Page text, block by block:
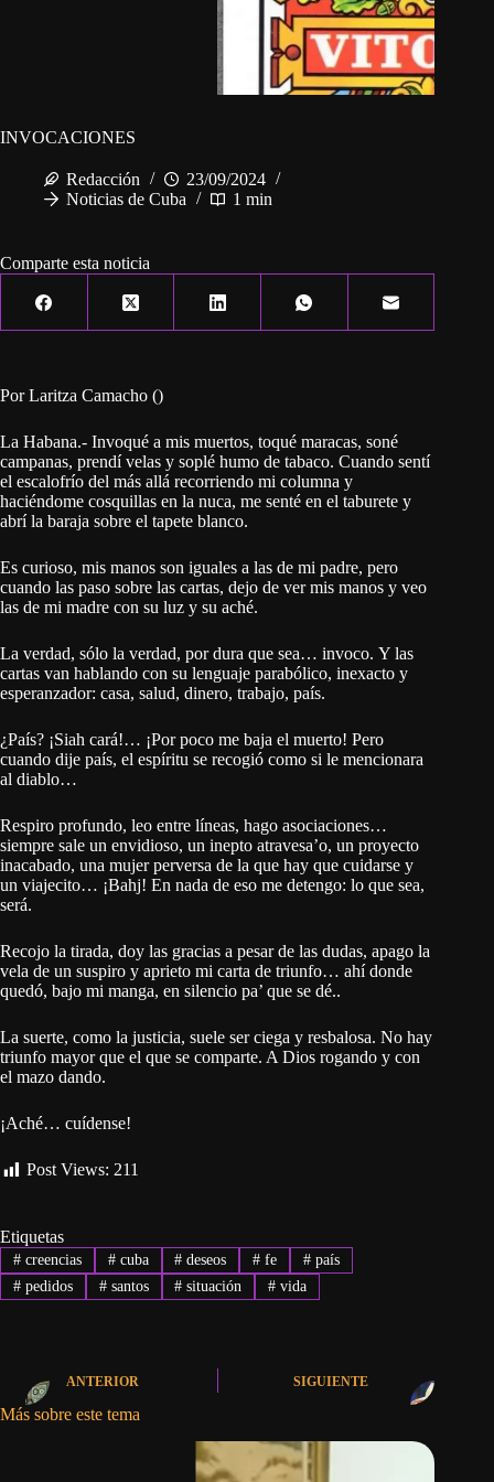
INVOCACIONES
Redacción
23/09/2024
Noticias de Cuba
1 min
Comparte esta noticia
Por Laritza Camacho ()
La Habana.- Invoqué a mis muertos, toqué maracas, soné
campanas, prendí velas y soplé humo de tabaco. Cuando sentí
el escalofrío del más allá recorriendo mi columna y
haciéndome cosquillas en la nuca, me senté en el taburete y
abrí la baraja sobre el tapete blanco.
Es curioso, mis manos son iguales a las de mi padre, pero
cuando las paso sobre las cartas, dejo de ver mis manos y veo
las de mi madre con su luz y su aché.
La verdad, sólo la verdad, por dura que sea… invoco. Y las
cartas van hablando con su lenguaje parabólico, inexacto y
esperanzador: casa, salud, dinero, trabajo, país.
¿País? ¡Siah cará!… ¡Por poco me baja el muerto! Pero
cuando dije país, el espíritu se recogió como si le mencionara
al diablo…
Respiro profundo, leo entre líneas, hago asociaciones…
siempre sale un envidioso, un inepto atravesa’o, un proyecto
inacabado, una mujer perversa de la que hay que cuidarse y
un viajecito… ¡Bahj! En nada de eso me detengo: lo que sea,
será.
Recojo la tirada, doy las gracias a pesar de las dudas, apago la
vela de un suspiro y aprieto mi carta de triunfo… ahí donde
quedó, bajo mi manga, en silencio pa’ que se dé..
La suerte, como la justicia, suele ser ciega y resbalosa. No hay
triunfo mayor que el que se comparte. A Dios rogando y con
el mazo dando.
¡Aché… cuídense!
Post Views: 211
Etiquetas
#creencias #cuba # deseos # fe # país
#pedidos #santos # situación # vida
ANTERIOR SIGUIENTE
Más sobre este tema